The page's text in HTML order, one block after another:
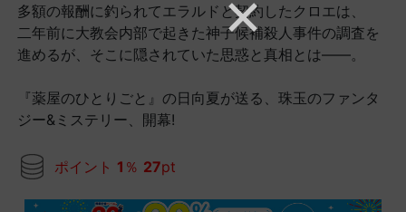
多額の報酬に釣られてエラルドと契約したクロエは、
二年前に大教会内部で起きた神子候補殺人事件の調査を
進めるが、そこに隠されていた思惑と真相とは――。
『薬屋のひとりごと』の日向夏が送る、珠玉のファンタ
ジー&ミステリー、開幕!
ポイント 1 ％ 27pt